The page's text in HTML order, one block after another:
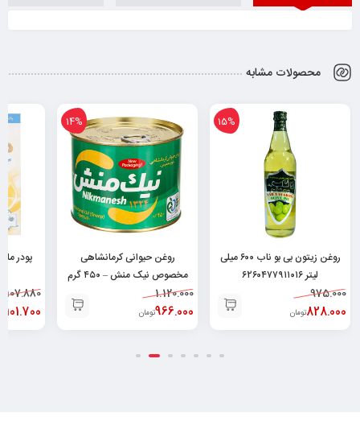
محصولات مشابه
15%
روغن زیتون بی بو ناب ۶۰۰ میلی
لیتر ۶۲۶۰۴۷۷۹۱۱۰۱۶
975.000
828.000تومان
14%
روغن حیوانی کرمانشاهی
مخصوص نیک منش – ۴۵۰ گرم
۶۲۶۰۴۹۶۴۳۰۰۴۸1.120.000
966.000تومان
پودر
107.880
101.700